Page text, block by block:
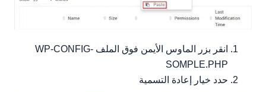
انقر بزر الماوس الأيمن فوق الملف WP-CONFIG-
SOMPLE.PHP
حدد خيار إعادة التسمية